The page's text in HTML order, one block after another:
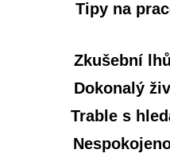
Tipy na
Zkušební
Dokonalý
Trable s